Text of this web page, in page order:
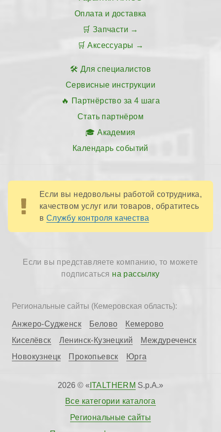
Оплата и доставка
Запчасти
Аксессуары
Для специалистов
Сервисные инструкции
Партнёрство за 4 шага
Стать партнёром
Академия
Календарь событий
Если вы недовольны работой сотрудника,
качеством услуг или товаров, обратитесь
в Службу контроля качества
Если вы представляете компанию, то можете
подписаться на рассылку
Региональные сайты (Кемеровская область):
Анжеро-Судженск Белово
Кемерово
Киселёвск
Ленинск-Кузнецкий
Междуреченск
Новокузнецк
Прокопьевск Юрга
2026 © « ITALTHERM S.p.A.»
Все категории каталога
Региональные сайты